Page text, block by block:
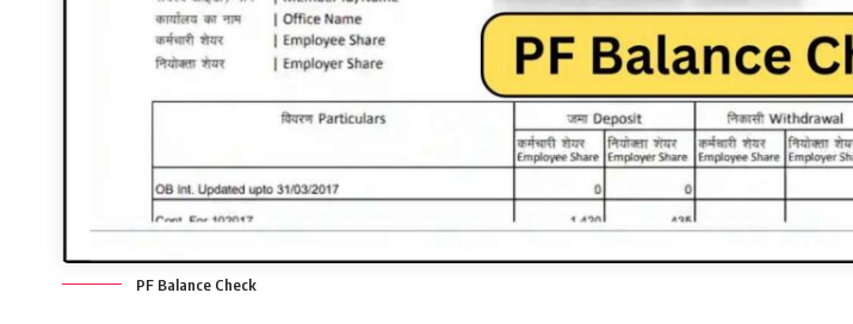
PF Balance Check